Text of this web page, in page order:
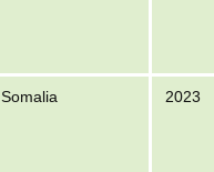
Somalia 2023